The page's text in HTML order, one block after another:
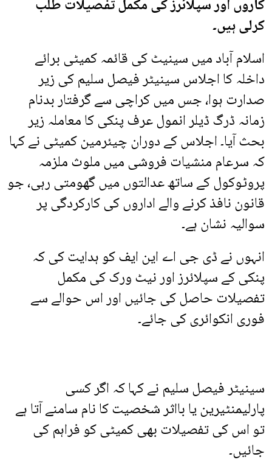
کاروں اور سپلائرز کی مکمل تفصیلات طلب
کرلی ہیں۔
اسلام آباد میں سینیٹ کی قائمہ کمیٹی برائے
داخلہ کا اجلاس سینیٹر فیصل سلیم کی زیر
صدارت ہوا، جس میں کراچی سے گرفتار بدنام
زمانہ ڈرگ ڈیلر انمول عرف پنکی کا معاملہ زیر
بحث آیا۔ اجلاس کے دوران چیئرمین کمیٹی نے کہا
کہ سرعام منشیات فروشی میں ملوث ملزمہ
پروٹوکول کے ساتھ عدالتوں میں گھومتی رہی، جو
قانون نافذ کرنے والے اداروں کی کارکردگی پر
سوالیہ نشان ہے۔
انہوں نے ڈی جی اے این ایف کو ہدایت کی کہ
پنکی کے سپلائرز اور نیٹ ورک کی مکمل
تفصیلات حاصل کی جائیں اور اس حوالے سے
فوری انکوائری کی جائے۔
سینیٹر فیصل سلیم نے کہا کہ اگر کسی
پارلیمنٹیرین یا بااثر شخصیت کا نام سامنے آتا ہے
تو اس کی تفصیلات بھی کمیٹی کو فراہم کی
جائیں۔